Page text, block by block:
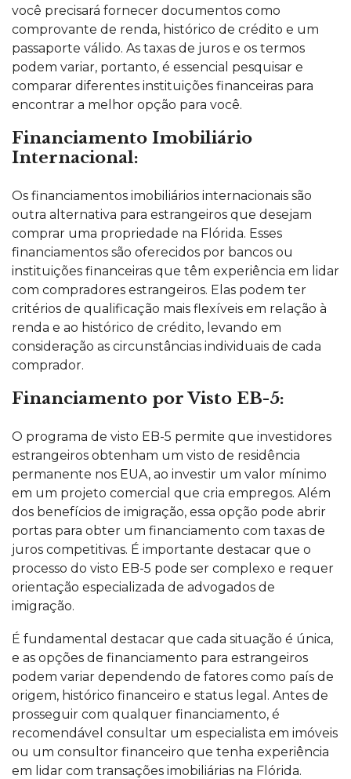
você precisará fornecer documentos como
comprovante de renda, histórico de crédito e um
passaporte válido. As taxas de juros e os termos
podem variar, portanto, é essencial pesquisar e
comparar diferentes instituições financeiras para
encontrar a melhor opção para você.
Financiamento Imobiliário
Internacional:
Os financiamentos imobiliários internacionais são
outra alternativa para estrangeiros que desejam
comprar uma propriedade na Flórida. Esses
financiamentos são oferecidos por bancos ou
instituições financeiras que têm experiência em lidar
com compradores estrangeiros. Elas podem ter
critérios de qualificação mais flexíveis em relação à
renda e ao histórico de crédito, levando em
consideração as circunstâncias individuais de cada
comprador.
Financiamento por Visto EB-5:
O programa de visto EB-5 permite que investidores
estrangeiros obtenham um visto de residência
permanente nos EUA, ao investir um valor mínimo
em um projeto comercial que cria empregos. Além
dos benefícios de imigração, essa opção pode abrir
portas para obter um financiamento com taxas de
juros competitivas. É importante destacar que o
processo do visto EB-5 pode ser complexo e requer
orientação especializada de advogados de
imigração.
É fundamental destacar que cada situação é única,
e as opções de financiamento para estrangeiros
podem variar dependendo de fatores como país de
origem, histórico financeiro e status legal. Antes de
prosseguir com qualquer financiamento, é
recomendável consultar um especialista em imóveis
ou um consultor financeiro que tenha experiência
em lidar com transações imobiliárias na Flórida.